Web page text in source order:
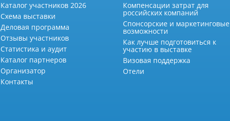
Каталог участников 2026
Схема выставки
Деловая программа
Отзывы участников
Статистика и аудит
Каталог партнеров
Организатор
Контакты
Компенсации затрат для
российских компаний
Спонсорские и маркетинговые
возможности
Как лучше подготовиться к
участию в выставке
Визовая поддержка
Отели